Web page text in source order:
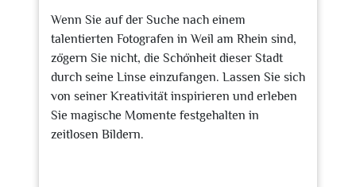
Wenn Sie auf der Suche nach einem
talentierten Fotografen in Weil am Rhein sind,
zögern Sie nicht, die Schönheit dieser Stadt
durch seine Linse einzufangen. Lassen Sie sich
von seiner Kreativität inspirieren und erleben
Sie magische Momente festgehalten in
zeitlosen Bildern.